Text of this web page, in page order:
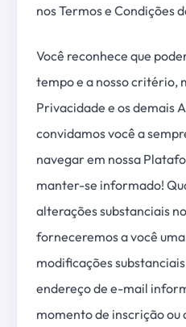
nos Termos e Condições
Você reconhece que
tempo e a nosso critério,
Privacidade e os demais
convidamos você a
navegar em nossa
manter-se informado!
alterações substanciais
forneceremos a você
modificações
endereço de e-mail
momento de inscrição ou